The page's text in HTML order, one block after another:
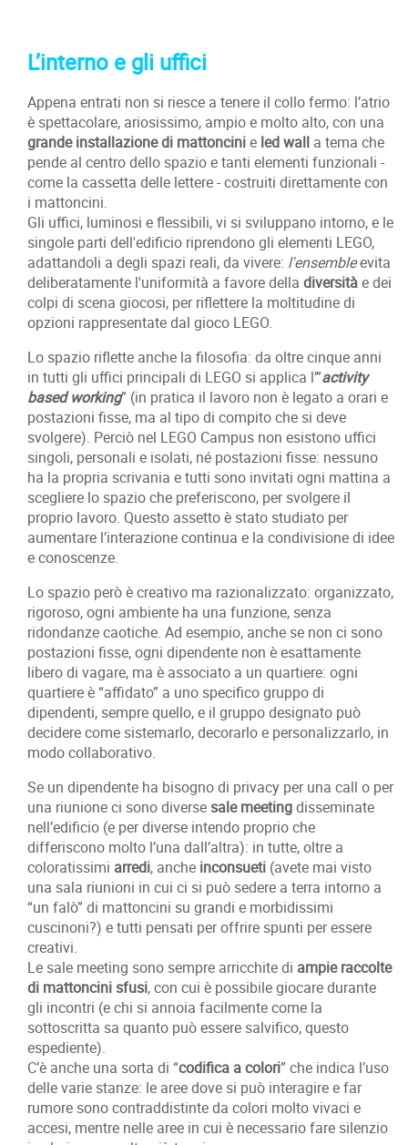
L’interno e gli uffici
Appena entrati non si riesce a tenere il collo fermo: l’atrio
è spettacolare, ariosissimo, ampio e molto alto, con una
grande installazione di mattoncinie led wall a tema che
pende al centro dello spazio e tanti elementi funzionali -
come la cassetta delle lettere - costruiti direttamente con
i mattoncini.
Gli uffici, luminosi e flessibili, vi si sviluppano intorno, e le
singole parti dell'edificio riprendono gli elementi LEGO,
adattandoli a degli spazi reali, da vivere: l'ensembleevita
deliberatamente l'uniformità a favore della diversitàe dei
colpi di scena giocosi, per riflettere la moltitudine di
opzioni rappresentate dal gioco LEGO.
Lo spazio riflette anche la filosofia: da oltre cinque anni
in tutti gli uffici principali di LEGO si applica l’”activity
based working” (in pratica il lavoro non è legato a orari e
postazioni fisse, ma al tipo di compito che si deve
svolgere). Perciò nel LEGO Campus non esistono uffici
singoli, personali e isolati, né postazioni fisse: nessuno
ha la propria scrivania e tutti sono invitati ogni mattina a
scegliere lo spazio che preferiscono, per svolgere il
proprio lavoro. Questo assetto è stato studiato per
aumentare l’interazione continua e la condivisione di idee
e conoscenze.
Lo spazio però è creativo ma razionalizzato: organizzato,
rigoroso, ogni ambiente ha una funzione, senza
ridondanze caotiche. Ad esempio, anche se non ci sono
postazioni fisse, ogni dipendente non è esattamente
libero di vagare, ma è associato a un quartiere: ogni
quartiere è “affidato” a uno specifico gruppo di
dipendenti, sempre quello, e il gruppo designato può
decidere come sistemarlo, decorarlo e personalizzarlo, in
modo collaborativo.
Se un dipendente ha bisogno di privacy per una call o per
una riunione ci sono diverse sale meetingdisseminate
nell’edificio (e per diverse intendo proprio che
differiscono molto l’una dall’altra): in tutte, oltre a
coloratissimi arredi, anche inconsueti (avete mai visto
una sala riunioni in cui ci si può sedere a terra intorno a
“un falò” di mattoncini su grandi e morbidissimi
cuscinoni?) e tutti pensati per offrire spunti per essere
creativi.
Le sale meeting sono sempre arricchite di ampie raccolte
di mattoncini sfusi, con cui è possibile giocare durante
gli incontri (e chi si annoia facilmente come la
sottoscritta sa quanto può essere salvifico, questo
espediente).
C’è anche una sorta di “codifica a colori” che indica l’uso
delle varie stanze: le aree dove si può interagire e far
rumore sono contraddistinte da colori molto vivaci e
accesi, mentre nelle aree in cui è necessario fare silenzio